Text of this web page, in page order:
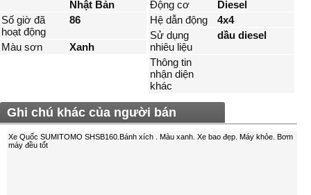
Nhật Bản
Số giờ đã
hoạt động
86
Màu sơn Xanh
Động cơ
Diesel
Hệ dẫn động
4x4
Sử dụng
nhiêu liệu
dầu diesel
Thông tin
nhận diện
khác
Ghi chú khác của người bán